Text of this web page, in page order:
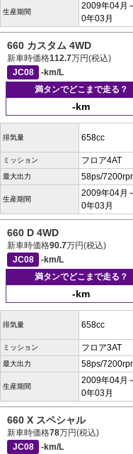
生産期間
2009年04月
0年03月
660 カスタム 4WD
新車時価格112.7万円(税込)
JC08
-km/L
満タンでどこまで走る？
-km
排気量 658cc
ミッション フロア4AT
最大出力 58ps/
生産期間
2009年04月
0年03月
660 D 4WD
新車時価格90.7万円(税込)
JC08
-km/L
満タンでどこまで走る？
-km
排気量 658cc
ミッション フロア3AT
最大出力 58ps/
生産期間
2009年04月
0年03月
660 X スペシャル
新車時価格78万円(税込)
JC08
-km/L